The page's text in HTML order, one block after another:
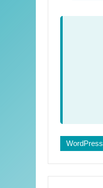
Schlagwörter:
WordPress